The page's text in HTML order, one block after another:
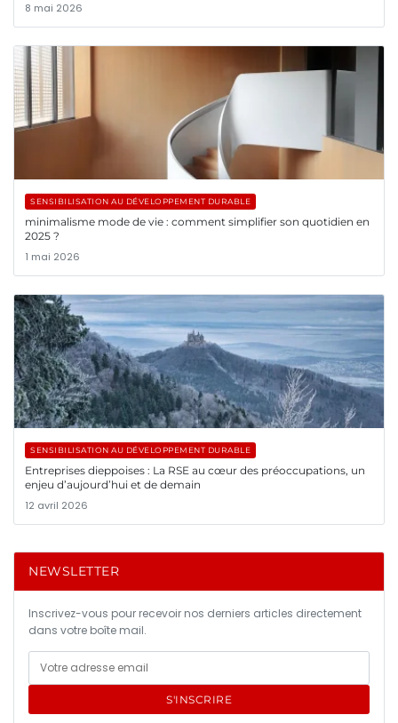
8 mai 2026
SENSIBILISATION AU DÉVELOPPEMENT DURABLE
minimalisme mode de vie : comment simplifier son quotidien en
2025 ?
1 mai 2026
SENSIBILISATION AU DÉVELOPPEMENT DURABLE
Entreprises dieppoises : La RSE au cœur des préoccupations, un
enjeu d’aujourd’hui et de demain
12 avril 2026
NEWSLETTER
Inscrivez-vous pour recevoir nos derniers articles directement
dans votre boîte mail.
S'INSCRIRE